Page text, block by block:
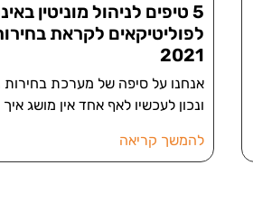
5 טיפים לניהול מוניטין
לפוליטיקאים לקראת
2021
אנחנו על סיפה של מערכת בחירות
ונכון לעכשיו לאף אחד אין מושג
להמשך קריאה